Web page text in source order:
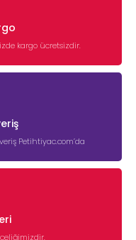
kargo ücretsizdir.
Petihtiyac.com’da